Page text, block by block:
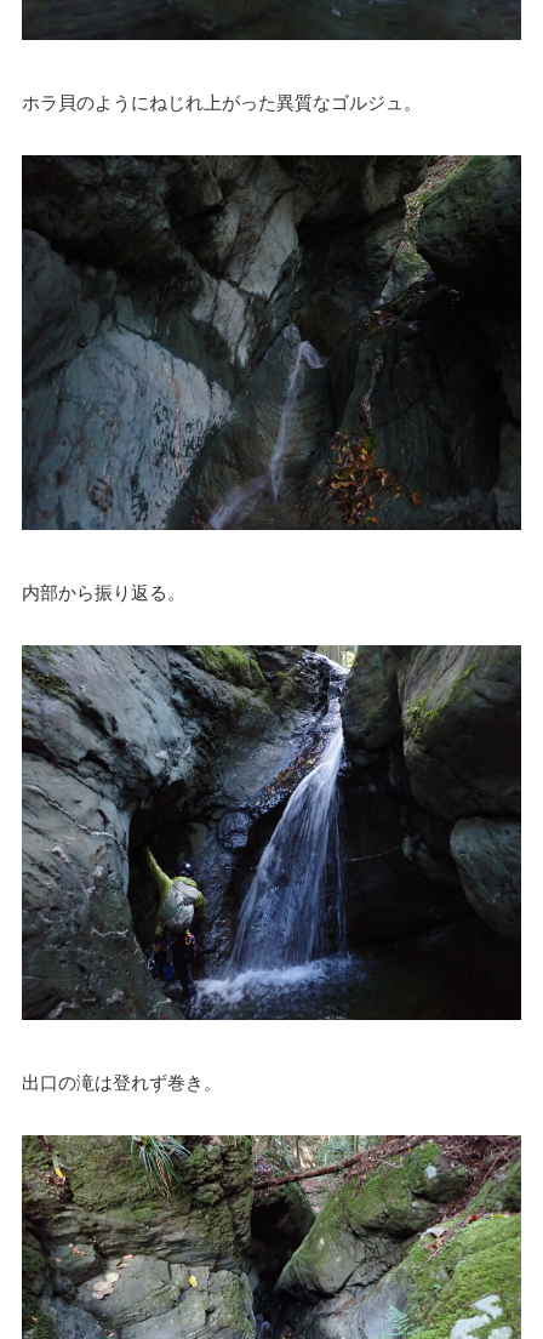
ホラ貝のようにねじれ上がった異質なゴルジュ。
内部から振り返る。
出口の滝は登れず巻き。